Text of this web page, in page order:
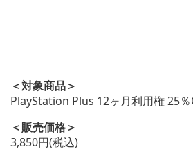
＜対象商品＞
PlayStation Plus 12ヶ月利用権 25％
＜販売価格＞
3,850円(税込)